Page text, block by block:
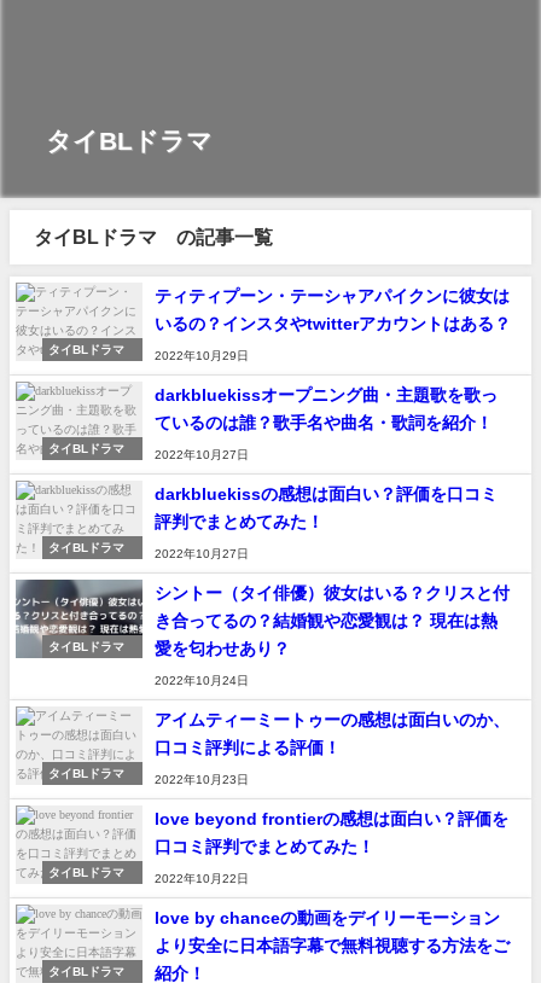
タイBLドラマ
タイBLドラマ の記事一覧
タイBLドラマ
ティティプーン・テーシャアパイクンに彼女は
いるの？インスタやtwitterアカウントはある？
2022年10月29日
タイBLドラマ
darkbluekissオープニング曲・主題歌を歌っ
ているのは誰？歌手名や曲名・歌詞を紹介！
2022年10月27日
タイBLドラマ
darkbluekissの感想は面白い？評価を口コミ
評判でまとめてみた！
2022年10月27日
タイBLドラマ
シントー（タイ俳優）彼女はいる？クリスと付
き合ってるの？結婚観や恋愛観は？ 現在は熱
愛を匂わせあり？
2022年10月24日
タイBLドラマ
アイムティーミートゥーの感想は面白いのか、
口コミ評判による評価！
2022年10月23日
タイBLドラマ
love beyond frontierの感想は面白い？評価を
口コミ評判でまとめてみた！
2022年10月22日
タイBLドラマ
love by chanceの動画をデイリーモーション
より安全に日本語字幕で無料視聴する方法をご
紹介！